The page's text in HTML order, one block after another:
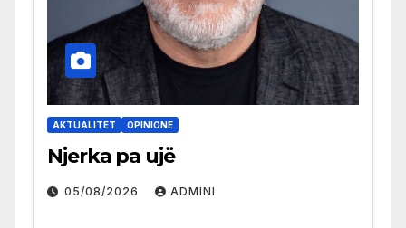
AKTUALITET OPINIONE
Njerka pa ujë
05/08/2026 ADMINI